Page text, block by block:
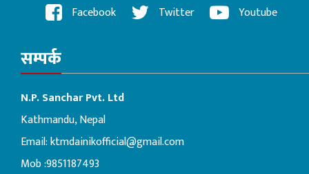
Facebook Twitter Youtube
सम्पर्क
N.P. Sanchar Pvt. Ltd
Kathmandu, Nepal
Email:ktmdainikofficial@gmail.com
Mob :9851187493